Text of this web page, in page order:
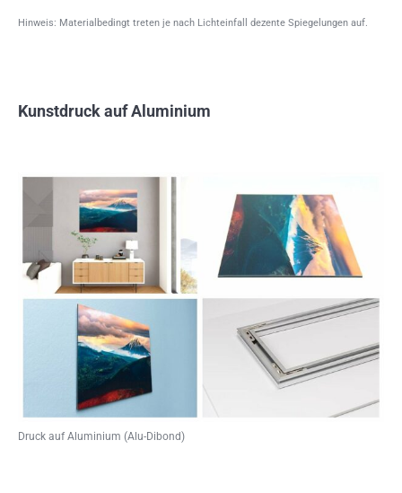
Hinweis: Materialbedingt treten je nach Lichteinfall dezente Spiegelungen auf.
Kunstdruck auf Aluminium
Druck auf Aluminium (Alu-Dibond)